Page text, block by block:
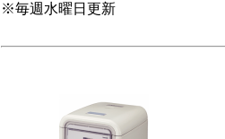
※毎週水曜日更新